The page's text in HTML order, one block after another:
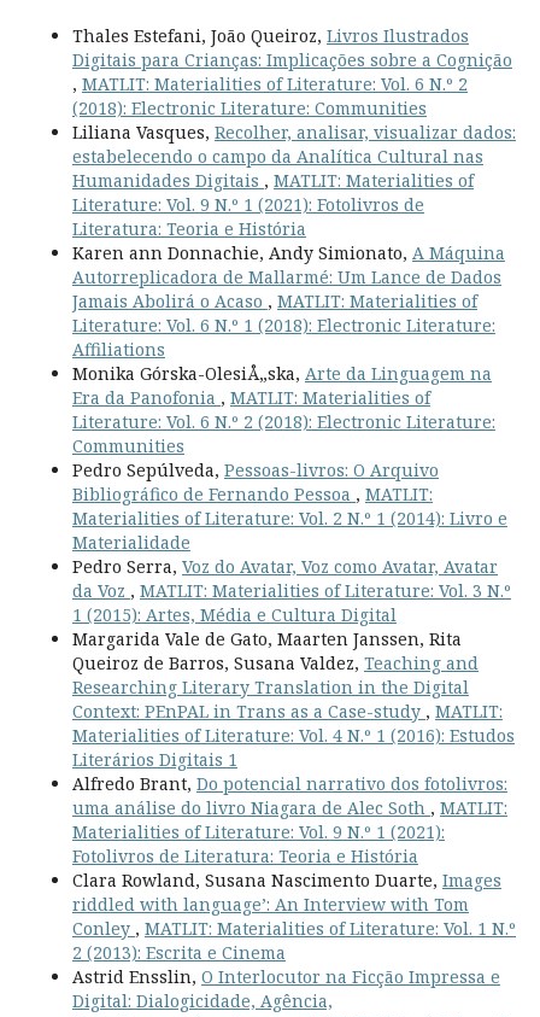
Thales Estefani, João Queiroz, Livros Ilustrados
Digitais para Crianças: Implicações sobre a Cognição
, MATLIT: Materialities of Literature: Vol. 6 N.º 2
(2018): Electronic Literature: Communities
Liliana Vasques, Recolher, analisar, visualizar dados:
estabelecendo o campo da Analítica Cultural nas
Humanidades Digitais , MATLIT: Materialities of
Literature: Vol. 9 N.º 1 (2021): Fotolivros de
Literatura: Teoria e História
Karen ann Donnachie, Andy Simionato, A Máquina
Autorreplicadora de Mallarmé: Um Lance de Dados
Jamais Abolirá o Acaso , MATLIT: Materialities of
Literature: Vol. 6 N.º 1 (2018): Electronic Literature:
Affiliations
Monika Górska-OlesiÅ„ska, Arte da Linguagem na
Era da Panofonia , MATLIT: Materialities of
Literature: Vol. 6 N.º 2 (2018): Electronic Literature:
Communities
Pedro Sepúlveda, Pessoas-livros: O Arquivo
Bibliográfico de Fernando Pessoa , MATLIT:
Materialities of Literature: Vol. 2 N.º 1 (2014): Livro e
Materialidade
Pedro Serra, Voz do Avatar, Voz como Avatar, Avatar
da Voz , MATLIT: Materialities of Literature: Vol. 3 N.º
1 (2015): Artes, Média e Cultura Digital
Margarida Vale de Gato, Maarten Janssen, Rita
Queiroz de Barros, Susana Valdez, Teaching and
Researching Literary Translation in the Digital
Context: PEnPAL in Trans as a Case-study , MATLIT:
Materialities of Literature: Vol. 4 N.º 1 (2016): Estudos
Literários Digitais 1
Alfredo Brant, Do potencial narrativo dos fotolivros:
uma análise do livro Niagara de Alec Soth , MATLIT:
Materialities of Literature: Vol. 9 N.º 1 (2021):
Fotolivros de Literatura: Teoria e História
Clara Rowland, Susana Nascimento Duarte, Images
riddled with language’: An Interview with Tom
Conley , MATLIT: Materialities of Literature: Vol. 1 N.º
2 (2013): Escrita e Cinema
Astrid Ensslin, O Interlocutor na Ficção Impressa e
Digital: Dialogicidade, Agência,